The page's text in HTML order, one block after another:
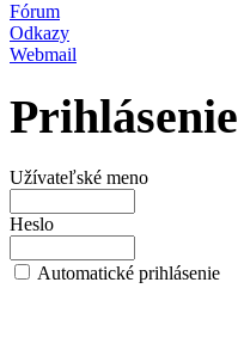
Fórum
Odkazy
Webmail
Prihlásenie
Užívateľské meno
Heslo
Automatické prihlásenie